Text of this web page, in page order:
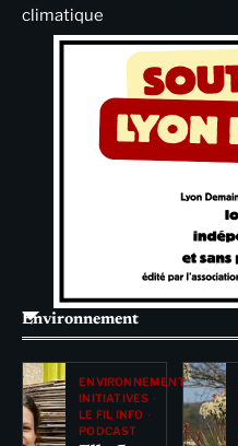
climatique
Environnement
ENVIRONNEMENT
INITIATIVES
LE FIL INFO
PODCAST